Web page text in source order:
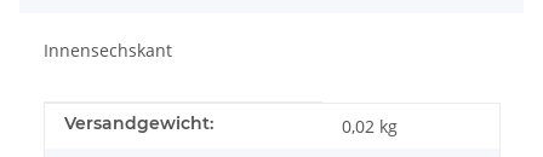
Innensechskant
Produkteigenschaft
Wert
Versandgewicht: 0,02 kg